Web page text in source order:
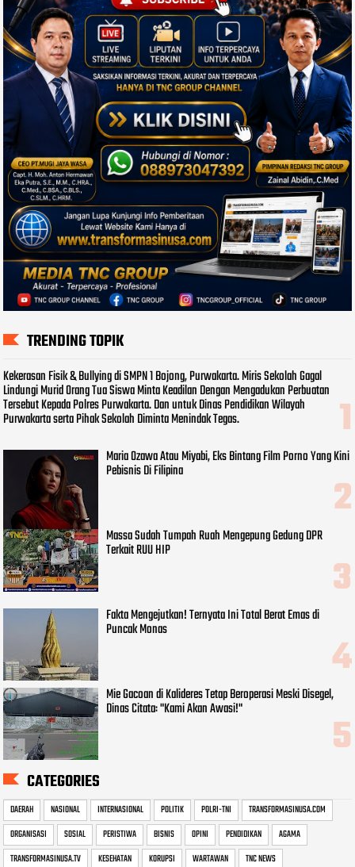
TRENDING TOPIK
Kekerasan Fisik & Bullying di SMPN 1 Bojong, Purwakarta. Miris Sekolah Gagal
Lindungi Murid Orang Tua Siswa Minta Keadilan Dengan Mengadukan Perbuatan
Tersebut Kepada Polres Purwakarta. Dan untuk Dinas Pendidikan Wilayah
Purwakarta serta Pihak Sekolah Diminta Menindak Tegas.
Maria Ozawa Atau Miyabi, Eks Bintang Film Porno Yang Kini
Pebisnis Di Filipina
Massa Sudah Tumpah Ruah Mengepung Gedung DPR
Terkait RUU HIP
Fakta Mengejutkan! Ternyata Ini Total Berat Emas di
Puncak Monas
Mie Gacoan di Kalideres Tetap Beroperasi Meski Disegel,
Dinas Citata: "Kami Akan Awasi!"
CATEGORIES
DAERAH NASIONAL INTERNASIONAL POLITIK POLRI-TNI
TRANSFORMASINUSA.COM
ORGANISASI
SOSIAL PERISTIWA BISNIS OPINI PENDIDIKAN
AGAMA
TRANSFORMASINUSA.TV
KESEHATAN KORUPSI WARTAWAN
TNC NEWS